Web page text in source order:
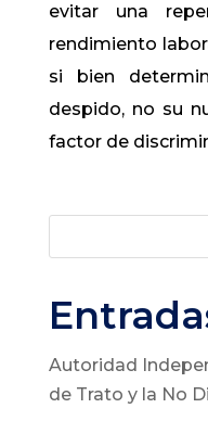
evitar una
rendimiento
si bien
despido, no su
factor de
Autoridad
de Trato y la No